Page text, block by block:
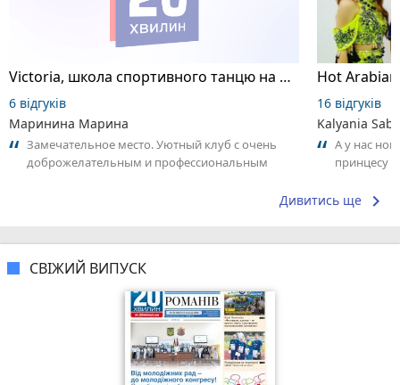
Victoria, школа спортивного танцю на пілоні
6 відгуків
Маринина Марина
Замечательное место. Уютный клуб с очень
доброжелательным и профессиональным
16 відгуків
Kalyania
А у нас
принцесу
Дивитись ще keyboard_arrow_right
СВІЖИЙ ВИПУСК